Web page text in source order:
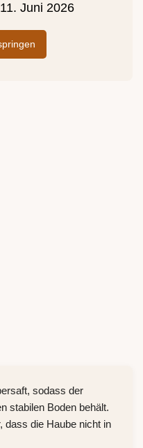
11. Juni 2026
sodass der
stabilen Boden behält.
dass die Haube nicht in